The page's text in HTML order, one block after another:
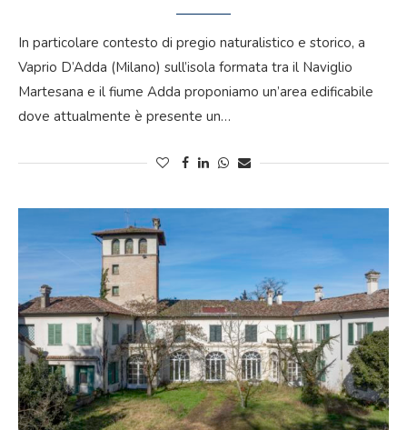
In particolare contesto di pregio naturalistico e storico, a
Vaprio D’Adda (Milano) sull’isola formata tra il Naviglio
Martesana e il fiume Adda proponiamo un’area edificabile
dove attualmente è presente un…